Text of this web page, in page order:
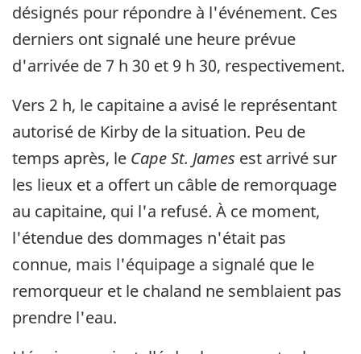
désignés pour répondre à l'événement. Ces
derniers ont signalé une heure prévue
d'arrivée de 7 h 30 et 9 h 30, respectivement.
Vers 2 h, le capitaine a avisé le représentant
autorisé de Kirby de la situation. Peu de
temps après, le Cape St. James est arrivé sur
les lieux et a offert un câble de remorquage
au capitaine, qui l'a refusé. À ce moment,
l'étendue des dommages n'était pas
connue, mais l'équipage a signalé que le
remorqueur et le chaland ne semblaient pas
prendre l'eau.